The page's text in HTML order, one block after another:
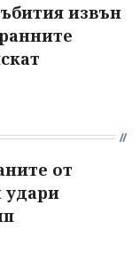
извън
от
удари